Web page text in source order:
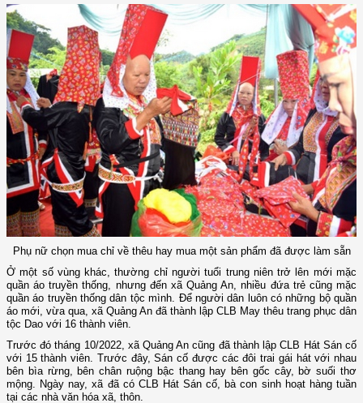
Phụ nữ chọn mua chỉ về thêu hay mua một sản phẩm đã được làm sẵn
Ở một số vùng khác, thường chỉ người tuổi trung niên trở lên mới mặc
quần áo truyền thống, nhưng đến xã Quảng An, nhiều đứa trẻ cũng mặc
quần áo truyền thống dân tộc mình. Để người dân luôn có những bộ quần
áo mới, vừa qua, xã Quảng An đã thành lập CLB May thêu trang phục dân
tộc Dao với 16 thành viên.
Trước đó tháng 10/2022, xã Quảng An cũng đã thành lập CLB Hát Sán cố
với 15 thành viên. Trước đây, Sán cố được các đôi trai gái hát với nhau
bên bìa rừng, bên chân ruộng bậc thang hay bên gốc cây, bờ suối thơ
mộng. Ngày nay, xã đã có CLB Hát Sán cố, bà con sinh hoạt hàng tuần
tại các nhà văn hóa xã, thôn.